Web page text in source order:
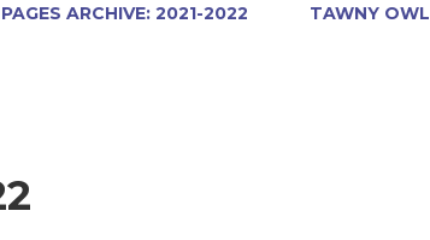
ARCHIVE: 2021-2022
TAWNY OWL